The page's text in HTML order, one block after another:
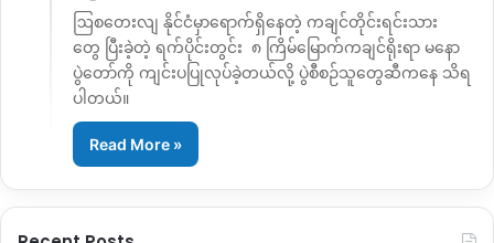
ဩစတေးလျ နိုင်ငံမှာရောက်ရှိနေတဲ့ ကချင်တိုင်းရင်းသား
တွေ ပြီးခဲ့တဲ့ ရက်ပိုင်းတွင်း ၈ ကြိမ်မြောက်ကချင်ရိုးရာ မနော
ပွဲတော်ကို ကျင်းပပြုလုပ်ခဲ့တယ်လို့ ပွဲစီစဉ်သူတွေဆီကနေ သိရ
ပါတယ်။
Read More »